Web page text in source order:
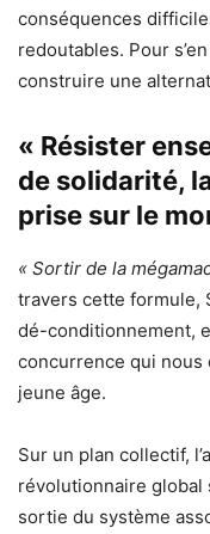
conséquences
redoutables. Pour
construire une
« Résister
de solidarité,
prise sur le
« Sortir de la
travers cette formule,
dé-conditionnement,
concurrence qui
jeune âge.
Sur un plan collectif,
révolutionnaire global
sortie du système